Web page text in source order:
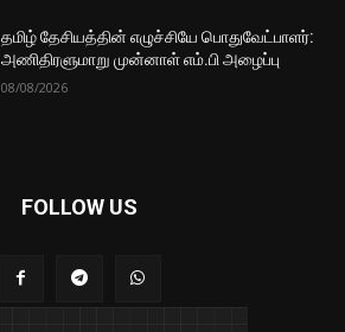
தமிழ் தேசியத்தின் எழுச்சியே பொதுவேட்பாளர்:
அணிதிரளுமாறு முன்னாள் எம்.பி அழைப்பு
08/08/2026
FOLLOW US